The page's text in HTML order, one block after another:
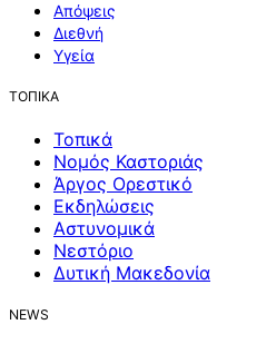
Απόψεις
Διεθνή
Υγεία
ΤΟΠΙΚΑ
Τοπικά
Νομός Καστοριάς
Άργος Ορεστικό
Εκδηλώσεις
Αστυνομικά
Νεστόριο
Δυτική Μακεδονία
NEWS